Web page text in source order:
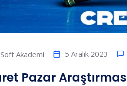
Akademi 5 Aralık 2023
Pazar